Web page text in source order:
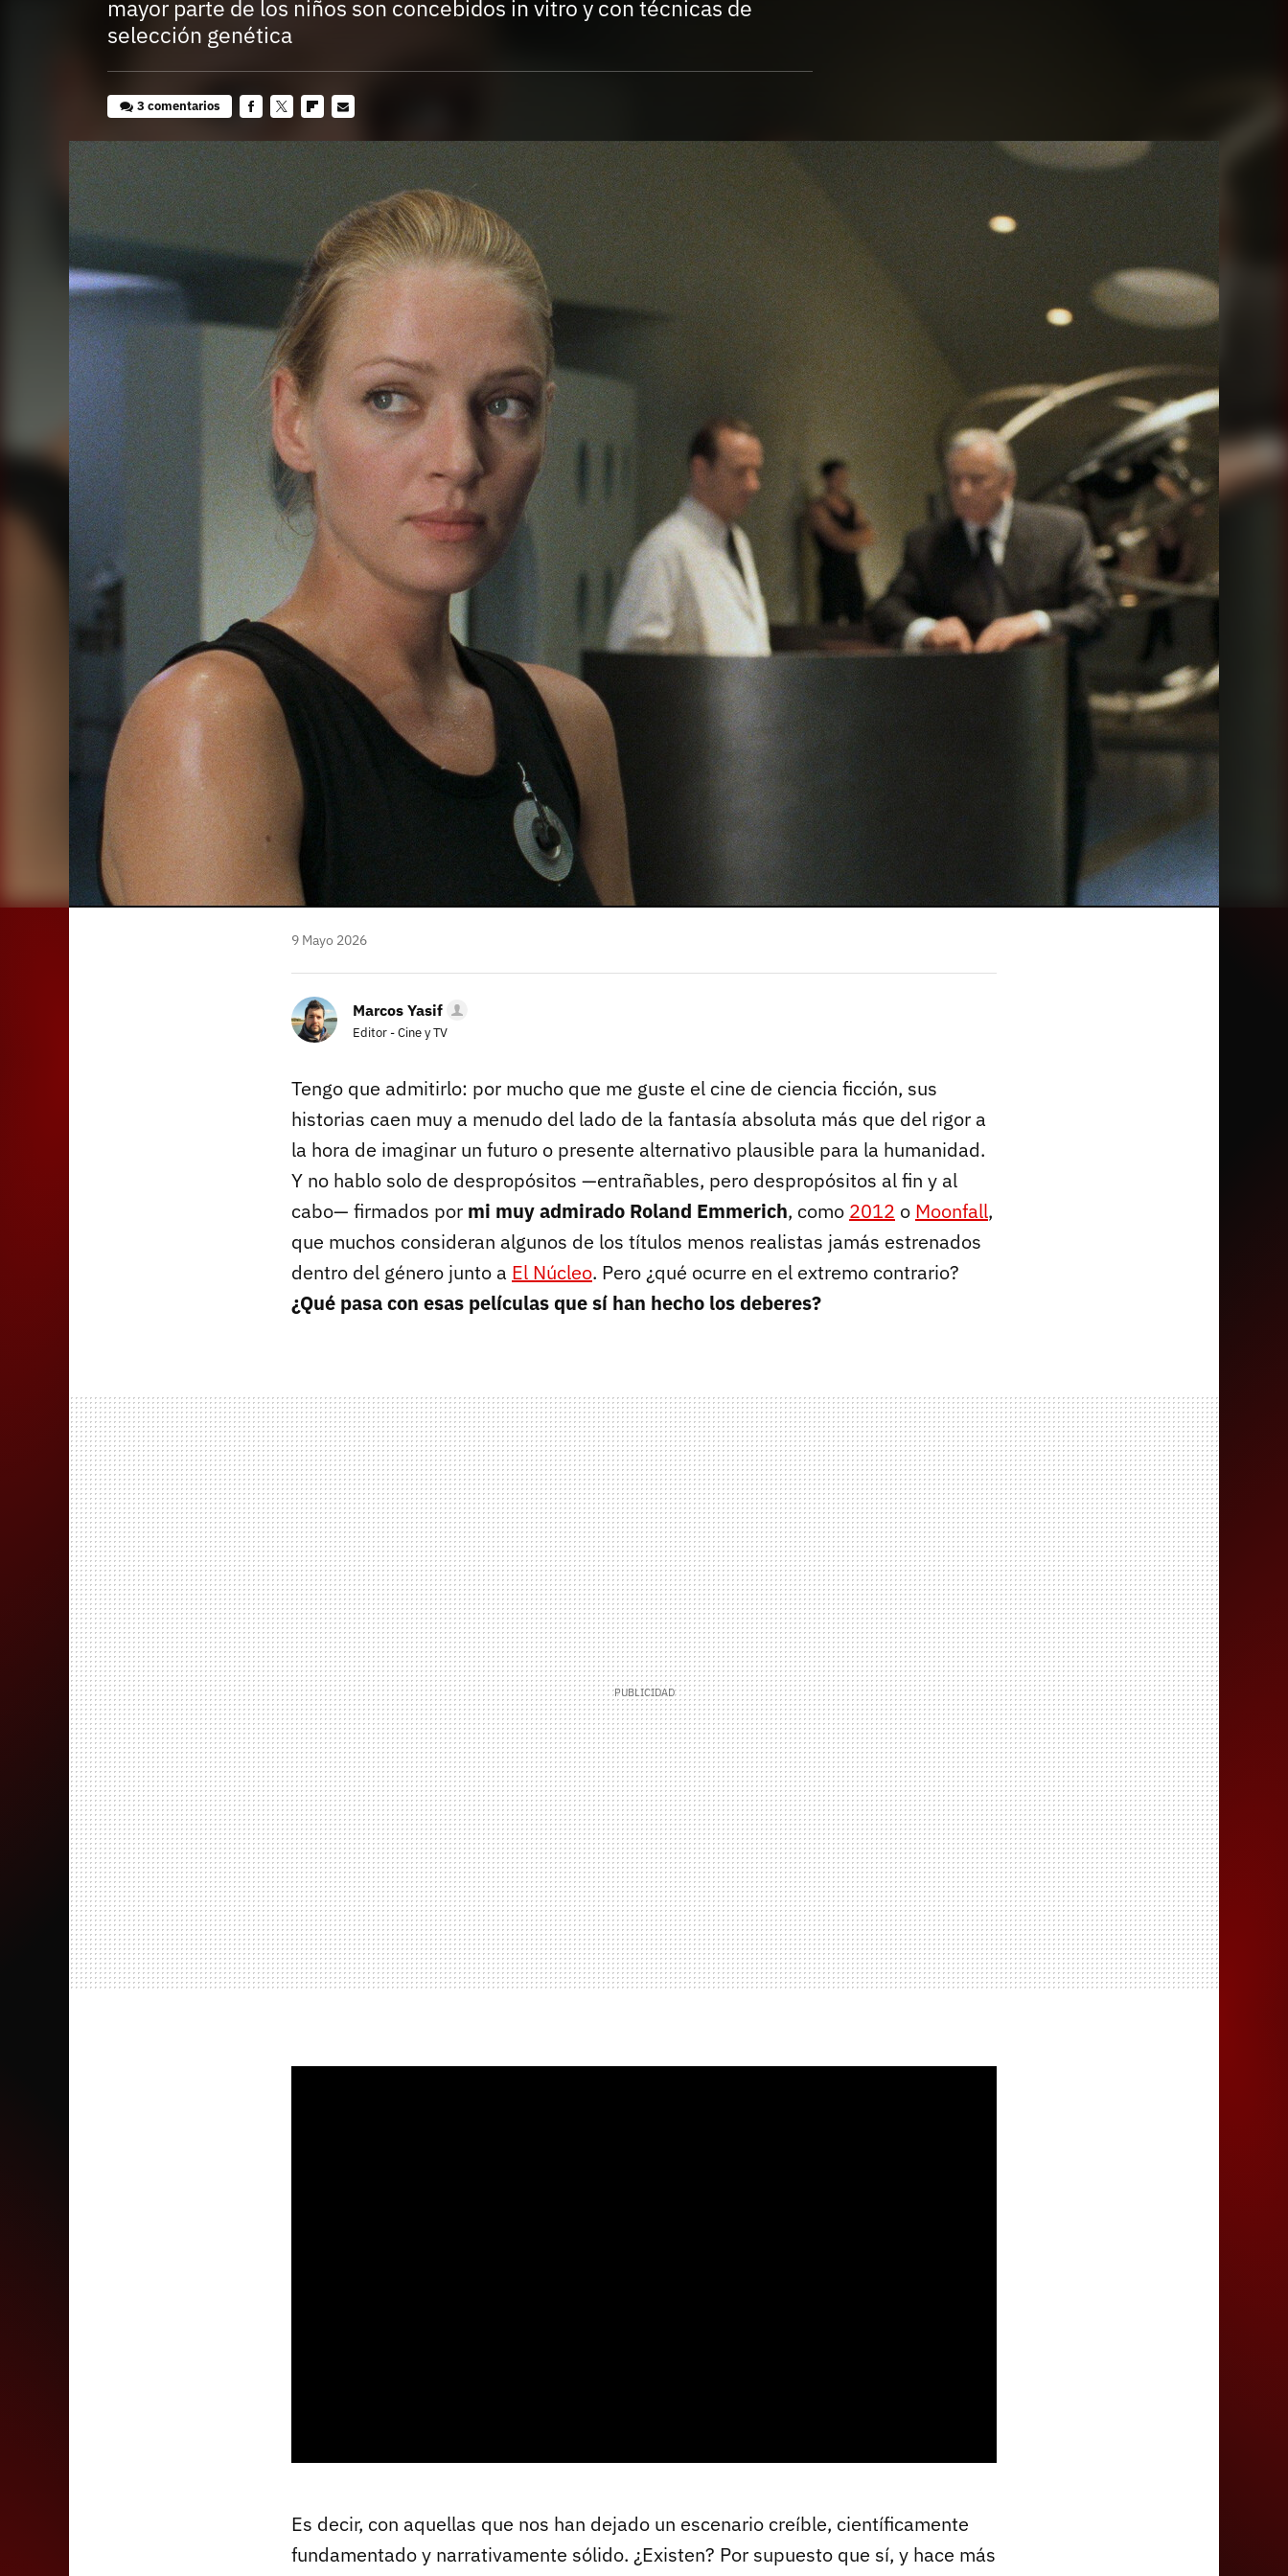
mayor parte de los niños son concebidos in vitro y con técnicas de
selección genética
3 comentarios
mail
9 Mayo 2026
Marcos Yasif
Editor - Cine y TV
Tengo que admitirlo: por mucho que me guste el cine de ciencia ficción, sus
historias caen muy a menudo del lado de la fantasía absoluta más que del rigor a
la hora de imaginar un futuro o presente alternativo plausible para la humanidad.
Y no hablo solo de despropósitos —entrañables, pero despropósitos al fin y al
cabo— firmados por mi muy admirado Roland Emmerich, como 2012 o Moonfall,
que muchos consideran algunos de los títulos menos realistas jamás estrenados
dentro del género junto a El Núcleo. Pero ¿qué ocurre en el extremo contrario?
¿Qué pasa con esas películas que sí han hecho los deberes?
Es decir, con aquellas que nos han dejado un escenario creíble, científicamente
fundamentado y narrativamente sólido. ¿Existen? Por supuesto que sí, y hace más